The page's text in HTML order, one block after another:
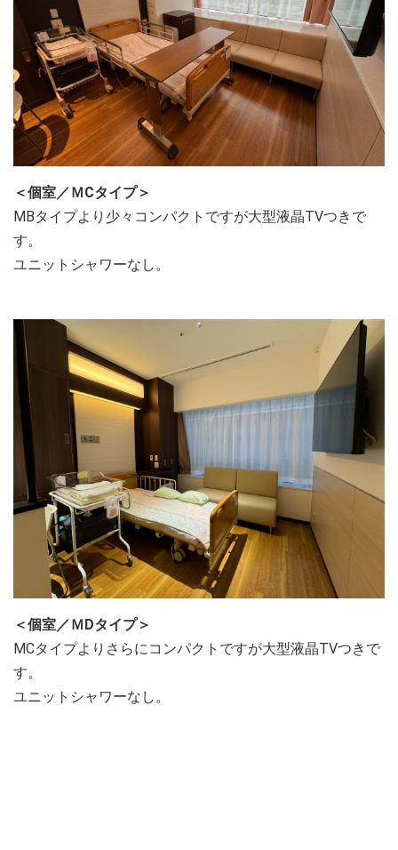
＜個室／ＭCタイプ＞
MBタイプより少々コンパクトですが大型液晶TVつきで
す。
ユニットシャワーなし。
＜個室／ＭDタイプ＞
MCタイプよりさらにコンパクトですが大型液晶TVつきで
す。
ユニットシャワーなし。